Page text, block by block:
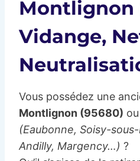
Montlignon
Vidange,
Vous possédez une
Montlignon (95680)
(Eaubonne, Soisy-
Andilly, Margency…) ?